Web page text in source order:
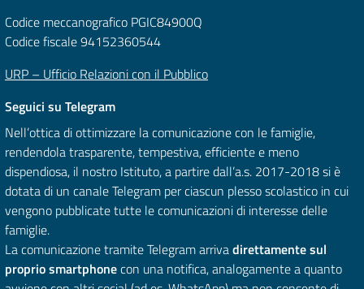
Codice meccanografico PGIC84900Q
Codice fiscale 94152360544
URP – Ufficio Relazioni con il Pubblico
Seguici su Telegram
Nell’ottica di ottimizzare la comunicazione con le famiglie,
rendendola trasparente, tempestiva, efficiente e meno
dispendiosa, il nostro Istituto, a partire dall’a.s. 2017-2018 si è
dotata di un canale Telegram per ciascun plesso scolastico in cui
vengono pubblicate tutte le comunicazioni di interesse delle
famiglie.
La comunicazione tramite Telegram arrivadirettamente sul
proprio smartphonecon una notifica, analogamente a quanto